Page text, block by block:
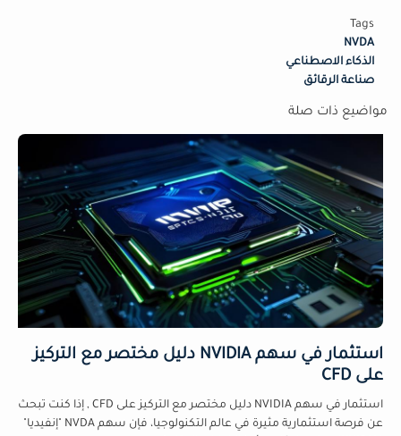
Tags
NVDA
الذكاء الاصطناعي
صناعة الرقائق
مواضيع ذات صلة
استثمار في سهم NVIDIA دليل مختصر مع التركيز
على CFD
استثمار في سهم NVIDIA دليل مختصر مع التركيز على CFD , إذا كنت تبحث
عن فرصة استثمارية مثيرة في عالم التكنولوجيا، فإن سهم NVDA "إنفيديا"